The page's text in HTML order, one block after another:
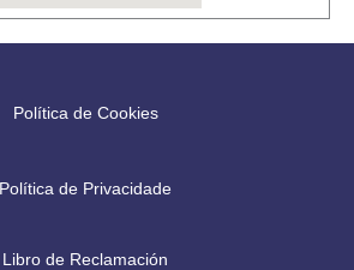
Política de Cookies
Política de Privacidade
Libro de Reclamación